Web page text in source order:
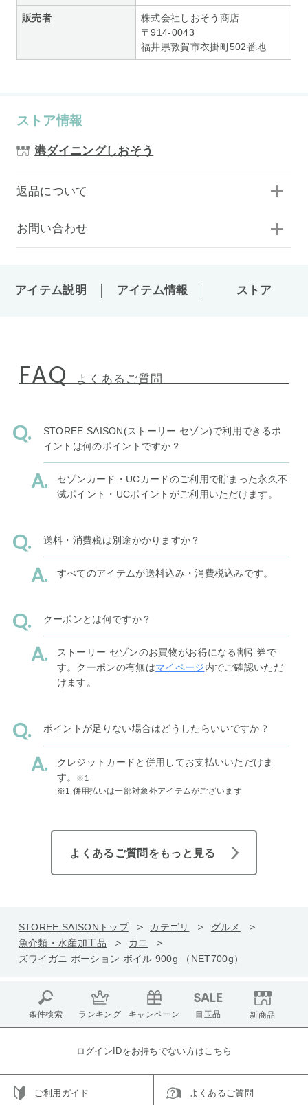
販売者
株式会社しおそう商店
〒914-0043
福井県敦賀市衣掛町502番地
ストア情報
港ダイニングしおそう
返品について
お問い合わせ
アイテム説明 アイテム情報 ストア
FAQ よくあるご質問
STOREE SAISON(ストーリー セゾン)で利用できるポ
イントは何のポイントですか？
セゾンカード・UCカードのご利用で貯まった永久不
滅ポイント・UCポイントがご利用いただけます。
送料・消費税は別途かかりますか？
すべてのアイテムが送料込み・消費税込みです。
クーポンとは何ですか？
ストーリー セゾンのお買物がお得になる割引券で
す。クーポンの有無はマイページ内でご確認いただ
けます。
ポイントが足りない場合はどうしたらいいですか？
クレジットカードと併用してお支払いいただけま
す。
※1
※1 併用払いは一部対象外アイテムがございます
よくあるご質問をもっと見る
STOREE SAISONトップ カテゴリ
グルメ
魚介類・水産加工品
カニ
ズワイガニ ポーション ボイル 900g （NET700g）
条件検索 ランキング キャンペーン 目玉品 新商品
ログインIDをお持ちでない方はこちら
ご利用ガイド よくあるご質問